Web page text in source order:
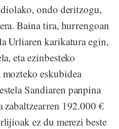
ondo deritzogu,
Baina tira, hurrengoan
Urliaren karikatura egin,
eta ezinbesteko
eskubidea
Sandiaren panpina
zabaltzearren 192.000 €
ez du merezi beste